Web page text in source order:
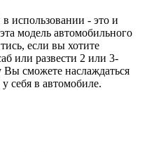
использовании - это и
модель автомобильного
если вы хотите
или развести 2 или 3-
Вы сможете наслаждаться
себя в автомобиле.